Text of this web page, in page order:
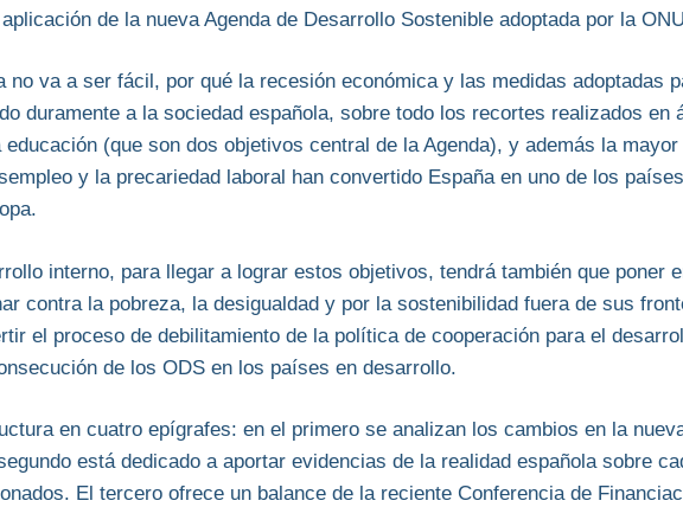
de la nueva Agenda de Desarrollo Sostenible adoptada por la
no va a ser fácil, por qué la recesión económica y las medidas adoptadas
duramente a la sociedad española, sobre todo los recortes realizados en
(que son dos objetivos central de la Agenda), y además la
y la precariedad laboral han convertido España en uno de los
interno, para llegar a lograr estos objetivos, tendrá también que poner
contra la pobreza, la desigualdad y por la sostenibilidad fuera de sus
el proceso de debilitamiento de la política de cooperación para el
de los ODS en los países en desarrollo.
en cuatro epígrafes: en el primero se analizan los cambios en la
está dedicado a aportar evidencias de la realidad española sobre
El tercero ofrece un balance de la reciente Conferencia de